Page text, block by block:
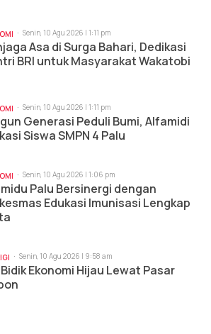
Senin, 10 Agu 2026 | 1:11 pm
Asa di Surga Bahari, Dedikasi
BRI untuk Masyarakat Wakatobi
Senin, 10 Agu 2026 | 1:11 pm
Generasi Peduli Bumi, Alfamidi
Siswa SMPN 4 Palu
Senin, 10 Agu 2026 | 1:06 pm
Palu Bersinergi dengan
Edukasi Imunisasi Lengkap
Senin, 10 Agu 2026 | 9:58 am
Ekonomi Hijau Lewat Pasar